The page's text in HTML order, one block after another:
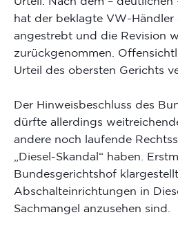
hat der beklagte VW-Händler
angestrebt und die Revision
zurückgenommen.
Urteil des obersten Gerichts
Der Hinweisbeschluss des
dürfte allerdings
andere noch laufende
„Diesel-Skandal“ haben.
Bundesgerichtshof
Abschalteinrichtungen in
Sachmangel anzusehen sind.